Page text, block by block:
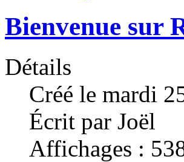
Bienvenue sur
Détails
Créé le mardi
Écrit par Joël
Affichages :